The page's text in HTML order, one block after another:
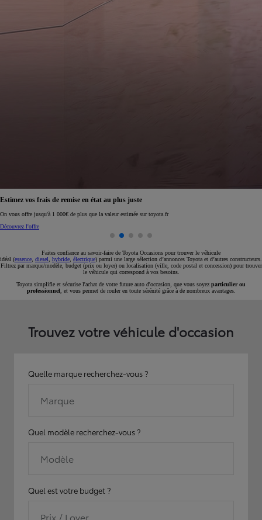
Réservez en ligne votre occasion pour 1€ seulement
Réservez en ligne
Faites confiance au savoir-faire de Toyota Occasions pour trouver le véhicule
idéal (essence diesel hybride électrique) parmi une large sélection d’annonces Toyota et d’autres constructeurs.
Filtrez par marque/modèle, budget (prix ou loyer) ou localisation (ville, code postal et concession) pour trouver
le véhicule qui correspond à vos besoins.
Toyota simplifie et sécurise l'achat de votre future auto d'occasion, que vous soyez particulier ou
professionnel , et vous permet de rouler en toute sérénité grâce à de nombreux avantages.
Trouvez votre véhicule d'occasion
Quelle marque recherchez-vous ?
Marque
Quel modèle recherchez-vous ?
Modèle
Quel est votre budget ?
Prix / Loyer